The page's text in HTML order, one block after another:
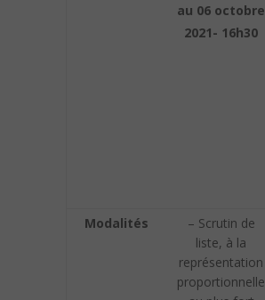
au 06 octobre
2021- 16h30
Modalités
– Scrutin de
liste, à la
représentation
proportionnelle